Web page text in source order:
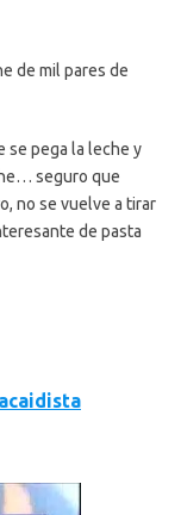
de mil pares de
se pega la leche y
seguro que
no se vuelve a tirar
de pasta